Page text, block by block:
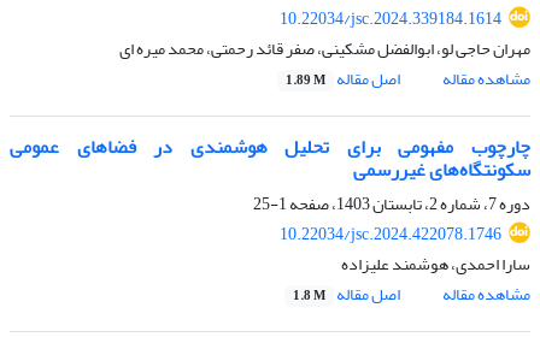
10.22034/jsc.2024.339184.1614
مهران حاجی لو، ابوالفضل مشکینی، صفر قائد رحمتی، محمد میره ای
مشاهده مقاله
اصل مقاله 1.89 M
چارچوب مفهومی برای تحلیل هوشمندی در فضاهای عمومی
سکونتگاه‌های غیررسمی
دوره 7، شماره 2، تابستان 1403، صفحه
1-25
10.22034/jsc.2024.422078.1746
سارا احمدی، هوشمند علیزاده
مشاهده مقاله
اصل مقاله 1.8 M